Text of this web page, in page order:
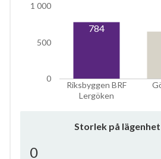
Riksbyggen BRF
Lergöken
0
500
1 000
784
Storlek på lägenhet
0